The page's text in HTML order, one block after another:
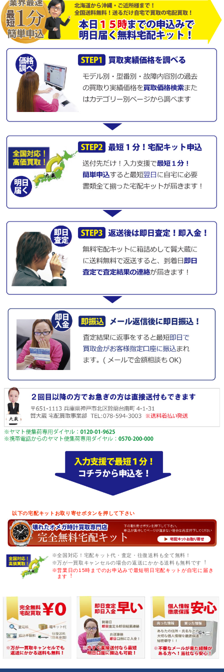
以下の宅配キットお取り寄せボタンを押して下さい
※全国対応！宅配キット代・査定・往復送料も全て無料！
※万が一買取キャンセルの場合の返送にかかる送料も無料です︕
※営業日の15時までのお申込みで最短明日宅配キットが自宅に届き
ます︕